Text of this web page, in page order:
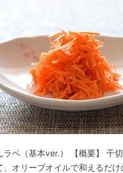
ラペ（基本ver.） 【概要】 千
、オリーブオイルで和えるだ